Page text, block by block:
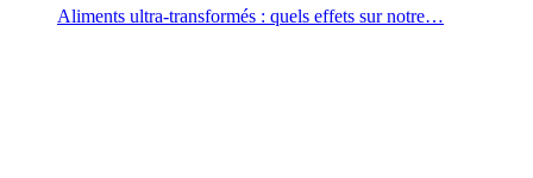
Aliments ultra-transformés : quels effets sur notre…